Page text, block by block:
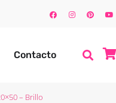
Contacto
– Brillo